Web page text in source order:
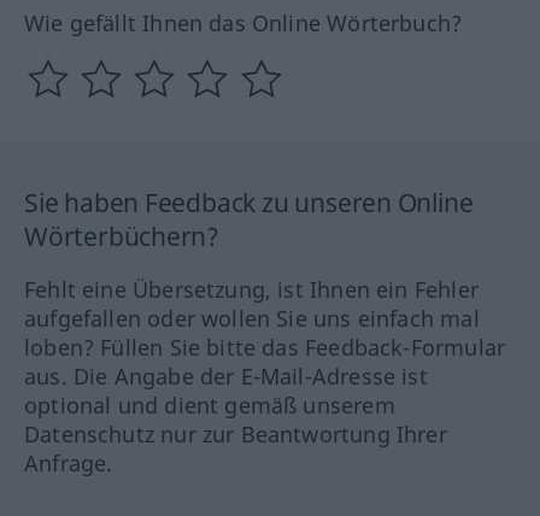
Wie gefällt Ihnen das Online Wörterbuch?
Sie haben Feedback zu unseren Online
Wörterbüchern?
Fehlt eine Übersetzung, ist Ihnen ein Fehler
aufgefallen oder wollen Sie uns einfach mal
loben? Füllen Sie bitte das Feedback-Formular
aus. Die Angabe der E-Mail-Adresse ist
optional und dient gemäß unserem
Datenschutz nur zur Beantwortung Ihrer
Anfrage.